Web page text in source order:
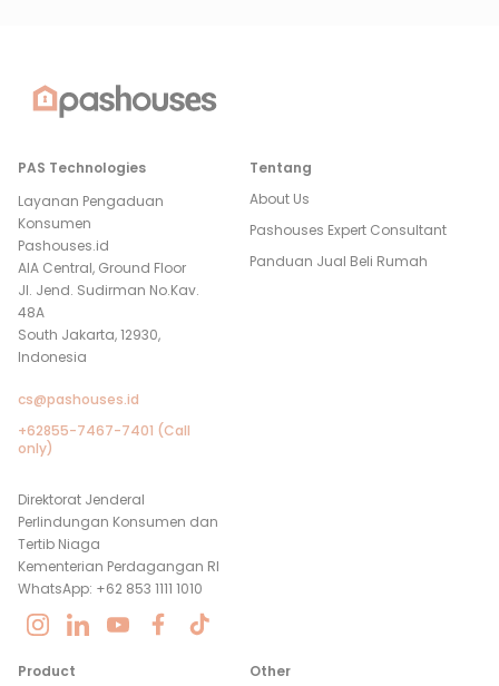
PAS Technologies
Layanan Pengaduan
Konsumen
Pashouses.id
AIA Central, Ground Floor
Jl. Jend. Sudirman No.Kav.
48A
South Jakarta, 12930,
Indonesia
cs@pashouses.id
+62855-7467-7401 (Call
only)
Direktorat Jenderal
Perlindungan Konsumen dan
Tertib Niaga
Kementerian Perdagangan RI
WhatsApp: +62 853 1111 1010
Tentang
About Us
Pashouses Expert Consultant
Panduan Jual Beli Rumah
Product
Other